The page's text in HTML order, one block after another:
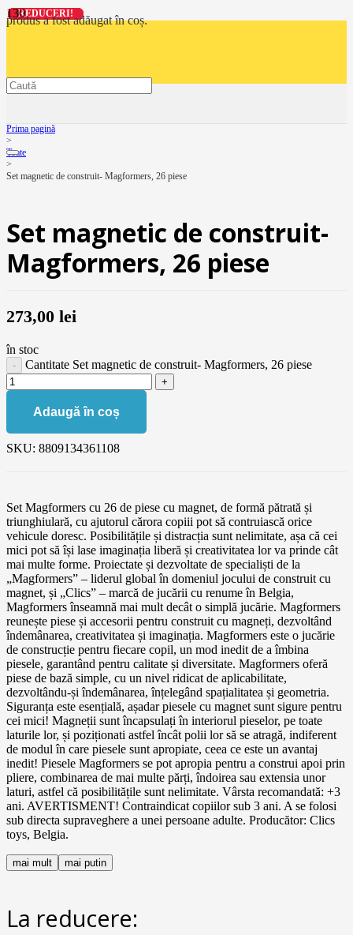
produsa fost adăugat în coș.
Prima pagină
>
Toate
>
Set magnetic de construit- Magformers, 26 piese
Set magnetic de construit-
Magformers, 26 piese
273,00 lei
în stoc
Cantitate Set magnetic de construit- Magformers, 26 piese
Adaugă în coș
SKU: 8809134361108
Set Magformers cu 26 de piese cu magnet, de formă pătrată și
triunghiulară, cu ajutorul cărora copiii pot să contruiască orice
vehicule doresc. Posibilitățile și distracția sunt nelimitate, așa că cei
mici pot să își lase imaginația liberă și creativitatea lor va prinde cât
mai multe forme. Proiectate și dezvoltate de specialiști de la
„Magformers” – liderul global în domeniul jocului de construit cu
magnet, și „Clics” – marcă de jucării cu renume în Belgia,
Magformers înseamnă mai mult decât o simplă jucărie. Magformers
reunește piese și accesorii pentru construit cu magneți, dezvoltând
îndemânarea, creativitatea și imaginația. Magformers este o jucărie
de construcție pentru fiecare copil, un mod inedit de a îmbina
piesele, garantând pentru calitate și diversitate. Magformers oferă
piese de bază simple, cu un nivel ridicat de aplicabilitate,
dezvoltându-și îndemânarea, înțelegând spațialitatea și geometria.
Siguranța este esențială, așadar piesele cu magnet sunt sigure pentru
cei mici! Magneții sunt încapsulați în interiorul pieselor, pe toate
laturile lor, și poziționati astfel încât polii lor să se atragă, indiferent
de modul în care piesele sunt apropiate, ceea ce este un avantaj
inedit! Piesele Magformers se pot apropia pentru a construi apoi prin
pliere, combinarea de mai multe părți, îndoirea sau extensia unor
laturi, astfel că posibilitățile sunt nelimitate. Vârsta recomandată: +3
ani. AVERTISMENT! Contraindicat copiilor sub 3 ani. A se folosi
sub directa supraveghere a unei persoane adulte. Producător: Clics
toys, Belgia.
mai mult mai putin
La reducere:
REDUCERI!
REDUCERI!
REDUCERI!
REDUCERI!